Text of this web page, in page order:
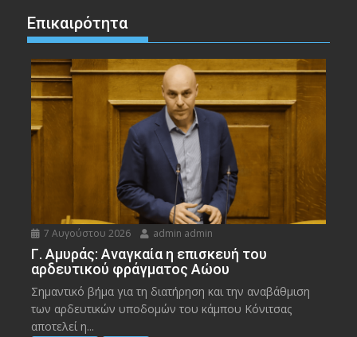
Επικαιρότητα
7 Αυγούστου 2026 admin admin
Γ. Αμυράς: Αναγκαία η επισκευή του
αρδευτικού φράγματος Αώου
Σημαντικό βήμα για τη διατήρηση και την αναβάθμιση
των αρδευτικών υποδομών του κάμπου Κόνιτσας
αποτελεί η...